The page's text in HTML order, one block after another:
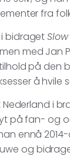
fra
i bidraget
med Jan
på den
å hvile
Nederland i
på fan- og
ennå
og